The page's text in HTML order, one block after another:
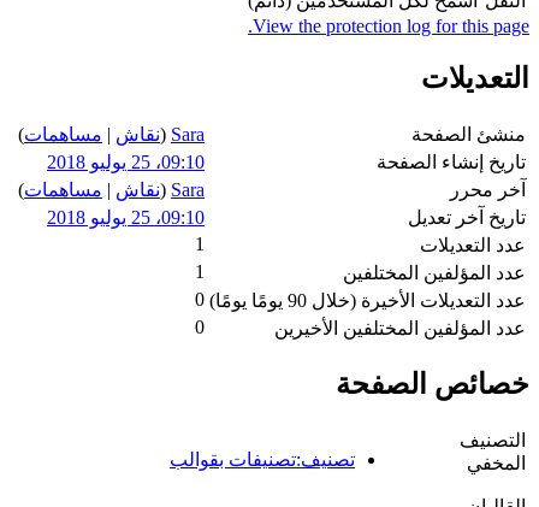
View the protection log for this page.
التعديلات
منشئ الصفحة Sara
(نقاش | مساهمات)
تاريخ إنشاء الصفحة
09:10، 25 يوليو 2018
آخر محرر
Sara
(نقاش | مساهمات)
تاريخ آخر تعديل
09:10، 25 يوليو 2018
عدد التعديلات
1
عدد المؤلفين المختلفين
1
عدد التعديلات الأخيرة (خلال 90 يومًا يومًا)
0
عدد المؤلفين المختلفين الأخيرين
0
خصائص الصفحة
التصنيف
المخفي
تصنيف:تصنيفات بقوالب